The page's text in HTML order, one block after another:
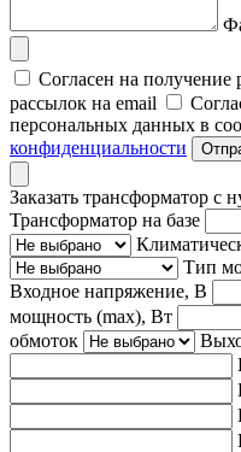
Согласен на
рассылок на email
персональных данных в
конфиденциальности
Заказать трансформатор с
Трансформатор на базе
Тип
Входное напряжение, В
мощность (max), Вт
обмоток